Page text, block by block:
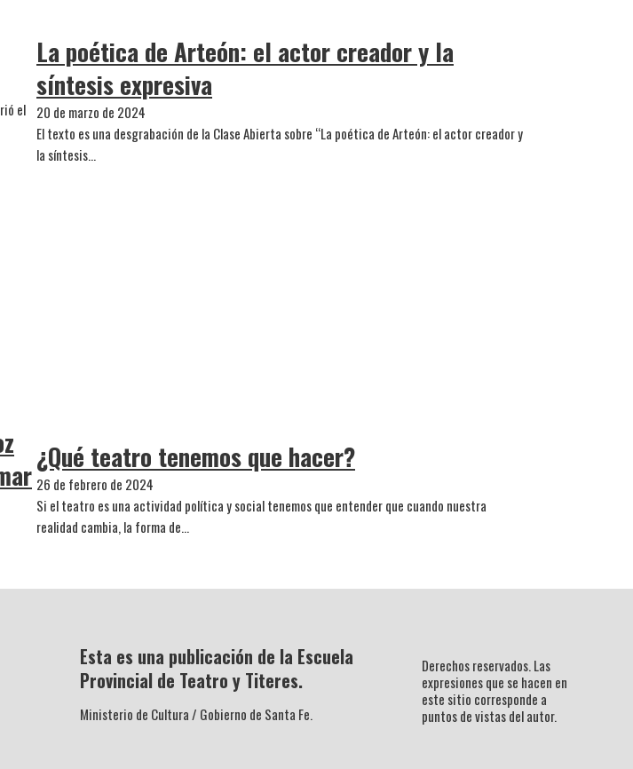
el
La poética de Arteón: el actor creador y la
síntesis expresiva
20 de marzo de 2024
El texto es una desgrabación de la Clase Abierta sobre “La poética de Arteón: el actor creador y
la síntesis…
¿Qué teatro tenemos que hacer?
26 de febrero de 2024
Si el teatro es una actividad política y social tenemos que entender que cuando nuestra
realidad cambia, la forma de…
Esta es una publicación de la Escuela
Provincial de Teatro y Titeres.
Ministerio de Cultura / Gobierno de Santa Fe.
Derechos reservados. Las
expresiones que se hacen en
este sitio corresponde a
puntos de vistas del autor.